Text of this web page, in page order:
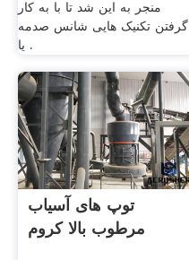
منجر به این شد تا با به کار
گرفتن تکنیک هایی شانس صدمه
یا .
توپ های آسیاب
مرطوب بالا کروم